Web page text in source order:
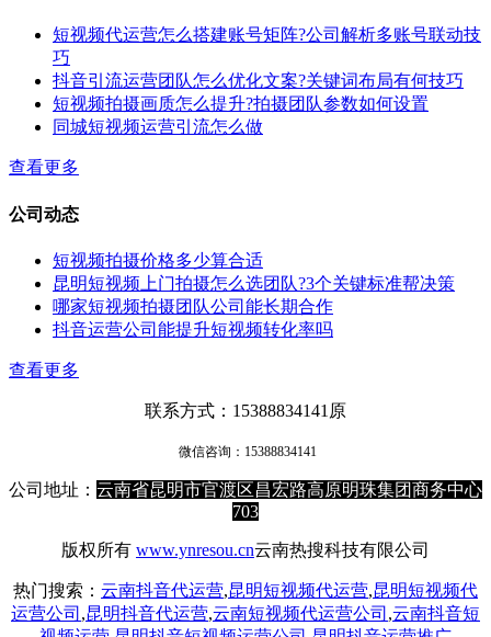
短视频代运营怎么搭建账号矩阵?公司解析多账号联动技
巧
抖音引流运营团队怎么优化文案?关键词布局有何技巧
短视频拍摄画质怎么提升?拍摄团队参数如何设置
同城短视频运营引流怎么做
查看更多
公司动态
短视频拍摄价格多少算合适
昆明短视频上门拍摄怎么选团队?3个关键标准帮决策
哪家短视频拍摄团队公司能长期合作
抖音运营公司能提升短视频转化率吗
查看更多
联系方式：15388834141原
微信咨询： 15388834141
公司地址： 云南省昆明市官渡区昌宏路高原明珠集团商务中心
703
版权所有 www.ynresou.cn云南热搜科技有限公司
热门搜索： 云南抖音代运营,昆明短视频代运营,昆明短视频代
运营公司 ,昆明抖音代运营,云南短视频代运营公司 ,云南抖音短